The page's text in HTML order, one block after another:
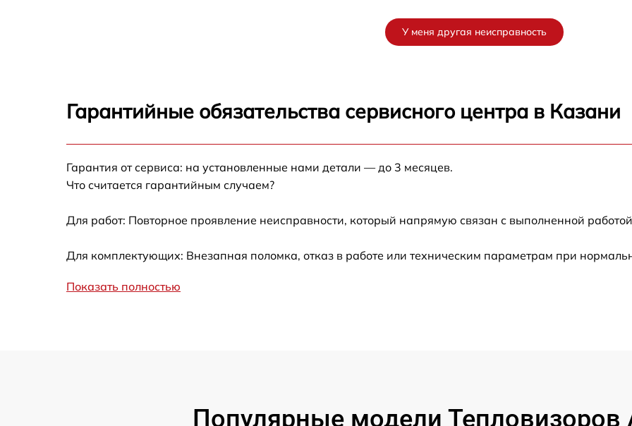
от 60 мин
Ремонт встроенного дальнометра и
других устройств
Замена микросхемы логики от 60 мин
Замена ключей управления от 60 мин
от 60 мин
У меня другая неисправность
Гарантийные обязательства сервисного центра в Казани
Гарантия от сервиса: на установленные нами детали — до 3 месяцев.
Что считается гарантийным случаем?
Для работ: Повторное проявление неисправности, который напрямую связан с выполненной
Для комплектующих: Внезапная поломка, отказ в работе или техническим параметрам при
Показать полностью
Популярные модели Тепловизоров